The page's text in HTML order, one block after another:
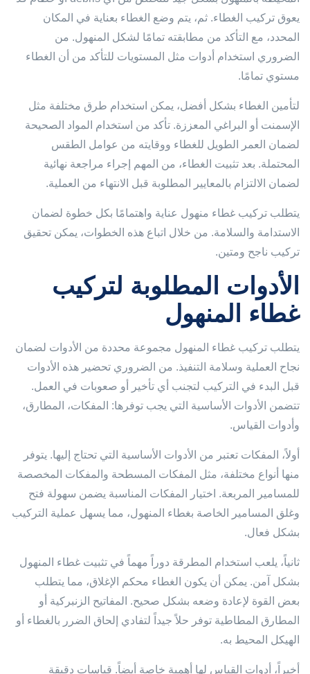
يعوق تركيب الغطاء. ثم، يتم وضع الغطاء بعناية في المكان
المحدد، مع التأكد من مطابقته تمامًا لشكل المنهول. من
الضروري استخدام أدوات مثل المستويات للتأكد من أن الغطاء
مستوي تمامًا.
لتأمين الغطاء بشكل أفضل، يمكن استخدام طرق مختلفة مثل
الإسمنت أو البراغي المعززة. تأكد من استخدام المواد الصحيحة
لضمان العمر الطويل للغطاء ووقايته من عوامل الطقس
المحتملة. بعد تثبيت الغطاء، من المهم إجراء مراجعة نهائية
لضمان الالتزام بالمعايير المطلوبة قبل الانتهاء من العملية.
يتطلب تركيب غطاء منهول عناية واهتمامًا بكل خطوة لضمان
الاستدامة والسلامة. من خلال اتباع هذه الخطوات، يمكن تحقيق
تركيب ناجح ومتين.
الأدوات المطلوبة لتركيب
غطاء المنهول
يتطلب تركيب غطاء المنهول مجموعة محددة من الأدوات لضمان
نجاح العملية وسلامة التنفيذ. من الضروري تحضير هذه الأدوات
قبل البدء في التركيب لتجنب أي تأخير أو صعوبات في العمل.
تتضمن الأدوات الأساسية التي يجب توفرها: المفكات، المطارق،
وأدوات القياس.
أولاً، المفكات تعتبر من الأدوات الأساسية التي تحتاج إليها. يتوفر
منها أنواع مختلفة، مثل المفكات المسطحة والمفكات المخصصة
للمسامير المربعة. اختيار المفكات المناسبة يضمن سهولة فتح
وغلق المسامير الخاصة بغطاء المنهول، مما يسهل عملية التركيب
بشكل فعال.
ثانياً، يلعب استخدام المطرقة دوراً مهماً في تثبيت غطاء المنهول
بشكل آمن. يمكن أن يكون الغطاء محكم الإغلاق، مما يتطلب
بعض القوة لإعادة وضعه بشكل صحيح. المفاتيح الزنبركية أو
المطارق المطاطية توفر حلاً جيداً لتفادي إلحاق الضرر بالغطاء أو
الهيكل المحيط به.
أخيراً، أدوات القياس لها أهمية خاصة أيضاً. قياسات دقيقة